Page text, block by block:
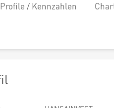
Profile / Kennzahlen